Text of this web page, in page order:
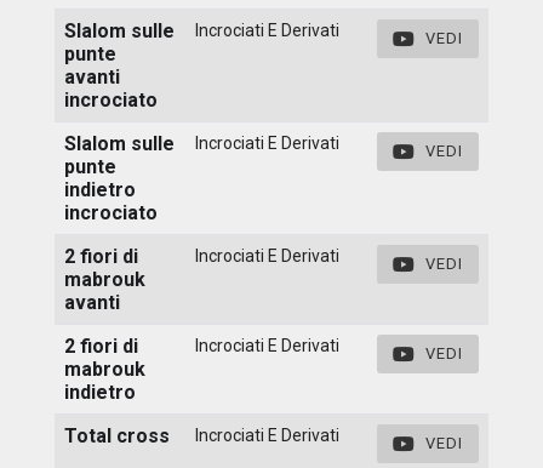
Slalom sulle
punte
avanti
incrociato
Incrociati E Derivati VEDI
Slalom sulle
punte
indietro
incrociato
Incrociati E Derivati VEDI
2 fiori di
mabrouk
avanti
Incrociati E Derivati VEDI
2 fiori di
mabrouk
indietro
Incrociati E Derivati VEDI
Total cross Incrociati E Derivati VEDI